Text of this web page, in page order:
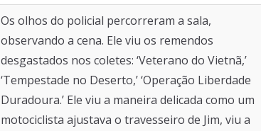
Os olhos do policial percorreram a sala,
observando a cena. Ele viu os remendos
desgastados nos coletes: ‘Veterano do Vietnã,’
‘Tempestade no Deserto,’ ‘Operação Liberdade
Duradoura.’ Ele viu a maneira delicada como um
motociclista ajustava o travesseiro de Jim, viu a